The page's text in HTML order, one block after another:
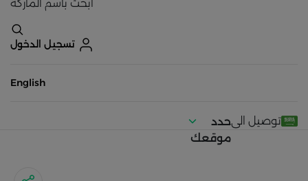
ابحث باسم الماركة
تسجيل الدخول
English
توصيل الىحدد
موقعك